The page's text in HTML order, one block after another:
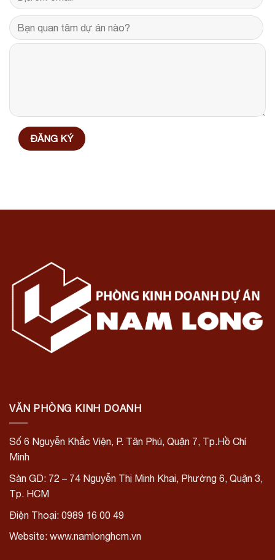
VĂN PHÒNG KINH DOANH
Số 6 Nguyễn Khắc Viện, P. Tân Phú, Quận 7, Tp.Hồ Chí
Minh
Sàn GD: 72 – 74 Nguyễn Thị Minh Khai, Phường 6, Quận 3,
Tp. HCM
Điện Thoại: 0989 16 00 49
Website: www.namlonghcm.vn